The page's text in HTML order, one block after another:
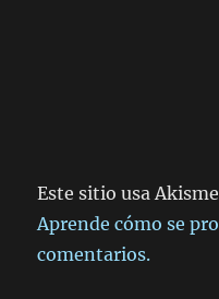
Este sitio usa
Aprende cómo se
comentarios.